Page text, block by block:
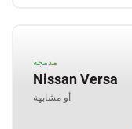
مدمجة
Nissan Versa
أو مشابهة